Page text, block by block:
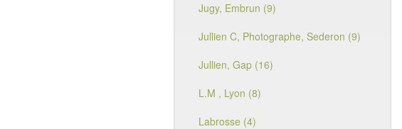
Jugy, Embrun (9)
Jullien C, Photographe, Sederon (9)
Jullien, Gap (16)
L.M , Lyon (8)
Labrosse (4)